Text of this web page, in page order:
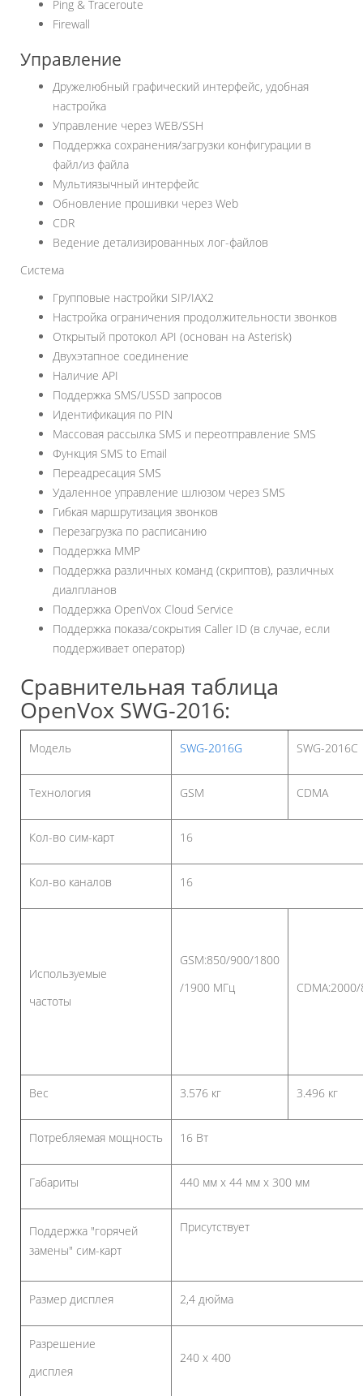
Ping & Traceroute
Firewall
Управление
Дружелюбный графический интерфейс, удобная
настройка
Управление через WEB/SSH
Поддержка сохранения/загрузки конфигурации в
файл/из файла
Мультиязычный интерфейс
Обновление прошивки через Web
CDR
Ведение детализированных лог-файлов
Система
Групповые настройки SIP/IAX2
Настройка ограничения продолжительности звонков
Открытый протокол API (основан на Asterisk)
Двухэтапное соединение
Наличие API
Поддержка SMS/USSD запросов
Идентификация по PIN
Массовая рассылка SMS и переотправление SMS
Функция SMS to Email
Переадресация SMS
Удаленное управление шлюзом через SMS
Гибкая маршрутизация звонков
Перезагрузка по расписанию
Поддержка MMP
Поддержка различных команд (скриптов), различных
диалпланов
Поддержка OpenVox Cloud Service
Поддержка показа/сокрытия Caller ID (в случае, если
поддерживает оператор)
Сравнительная таблица
OpenVox SWG-2016:
Модель SWG-2016G SWG-2016С
Технология GSM CDMA
Кол-во сим-карт 16
Кол-во каналов 16
Используемые
частоты
GSM:850/900/1800
/1900 МГц
Вес 3.576 кг 3.496 кг
Потребляемая мощность 16 Вт
Габариты 440 мм x 44 мм x 300 мм
Поддержка "горячей
замены" сим-карт
Присутствует
Размер дисплея 2,4 дюйма
Разрешение
дисплея
240 х 400